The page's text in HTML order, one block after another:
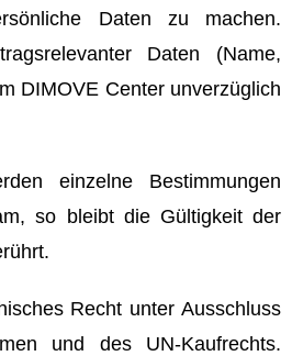
Daten zu machen.
Daten (Name,
DIMOVE Center unverzüglich
einzelne Bestimmungen
so bleibt die Gültigkeit der
Recht unter Ausschluss
und des UN-Kaufrechts.